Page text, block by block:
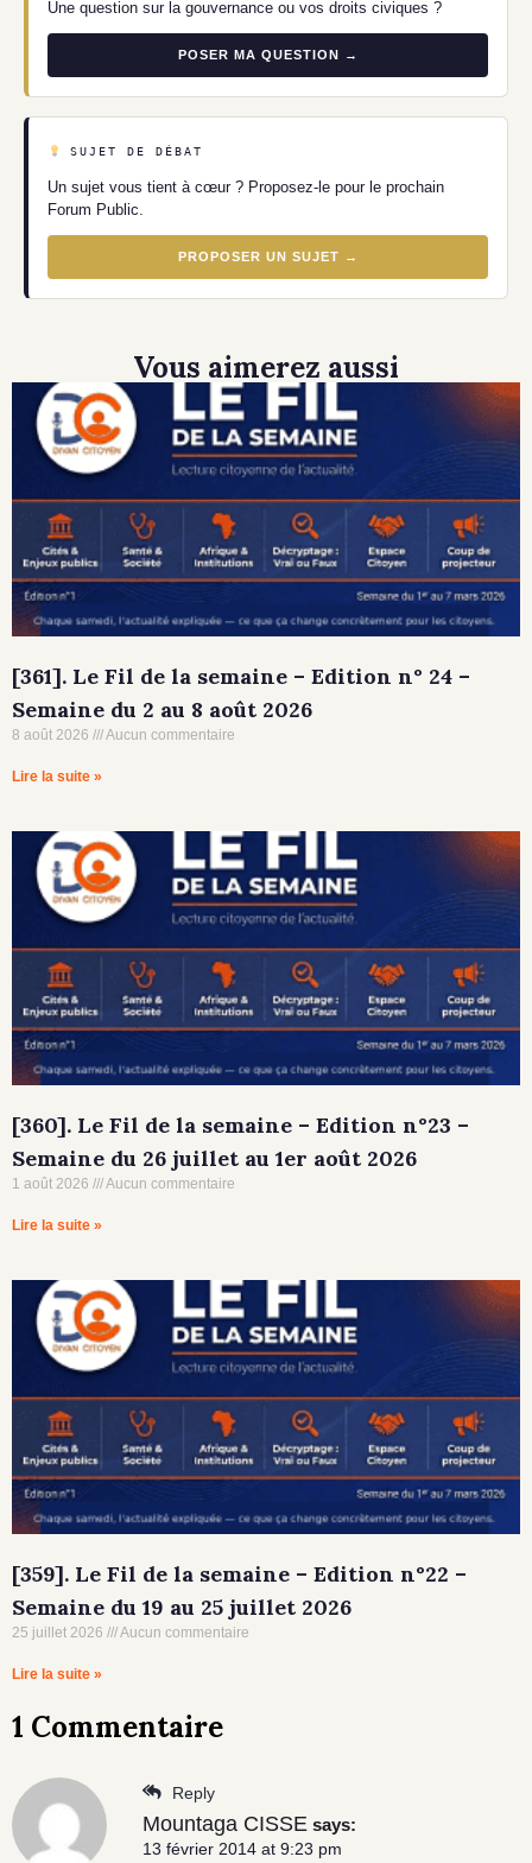
Une question sur la gouvernance ou vos droits civiques ?
POSER MA QUESTION →
SUJET DE DÉBAT
Un sujet vous tient à cœur ? Proposez-le pour le prochain
Forum Public.
PROPOSER UN SUJET →
Vous aimerez aussi
[361]. Le Fil de la semaine – Edition n° 24 –
Semaine du 2 au 8 août 2026
8 août 2026 Aucun commentaire
Lire la suite »
[360]. Le Fil de la semaine – Edition n°23 –
Semaine du 26 juillet au 1er août 2026
1 août 2026 Aucun commentaire
Lire la suite »
[359]. Le Fil de la semaine – Edition n°22 –
Semaine du 19 au 25 juillet 2026
25 juillet 2026 Aucun commentaire
Lire la suite »
1 Commentaire
Reply
Mountaga CISSE says:
13 février 2014 at 9:23 pm